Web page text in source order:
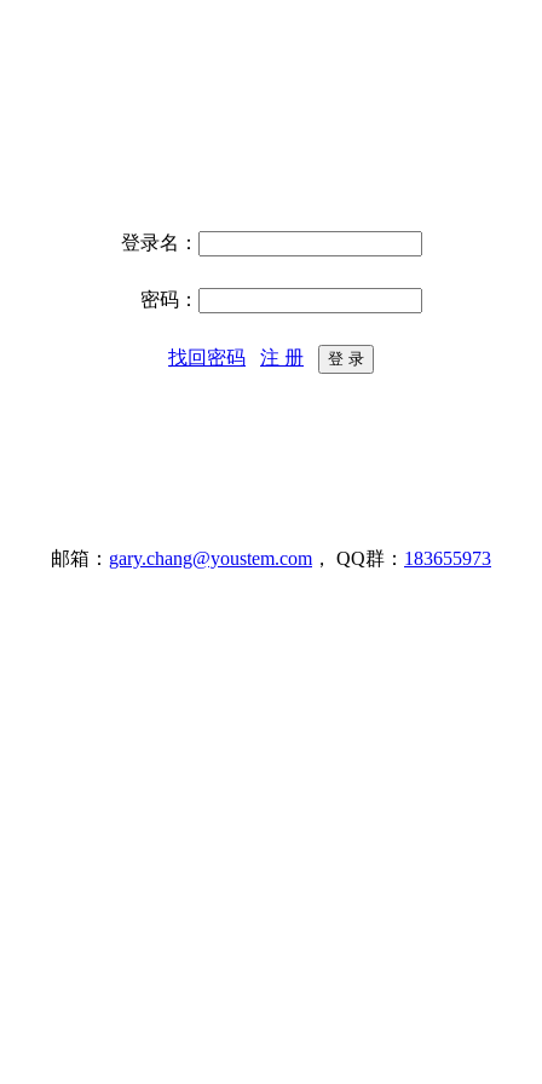
登录名：
密码：
找回密码 注 册
邮箱： gary.chang@youstem.com ， QQ群： 183655973